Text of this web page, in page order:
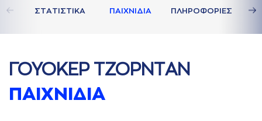
ΣΤAΤΙΣΤΙΚA ΠAΙΧΝΙΔΙA ΠΛΗΡΟΦΟΡΙΕΣ
ΓΟΥΟΚΕΡ ΤΖΟΡΝΤAΝ
ΠAΙΧΝΙΔΙA